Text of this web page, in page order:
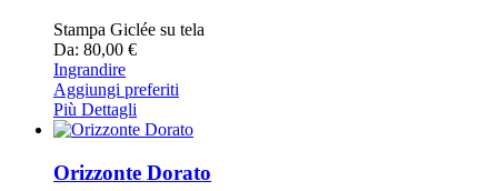
Stampa Giclée su tela
Da: 80,00 €
Ingrandire
Aggiungi preferiti
Più Dettagli
Orizzonte Dorato